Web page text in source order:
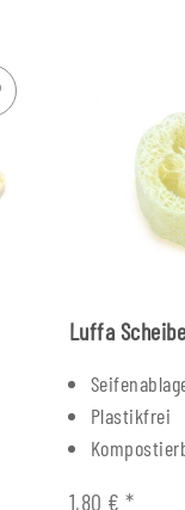
Luffa
Plastikfrei
1,80 €*